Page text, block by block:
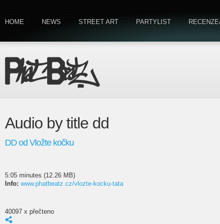
HOME NEWS STREET ART PARTYLIST
Audio by title dd
DD od Vložte kočku
5:05 minutes (12.26 MB)
Info: www.phatbeatz.cz/vlozte-kocku-tata
40097 x přečteno